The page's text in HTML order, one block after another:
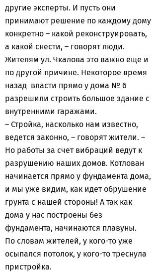
другие эксперты. И пусть они
принимают решение по каждому дому
конкретно – какой реконструировать,
а какой снести, – говорят люди.
Жителям ул. Чкалова это важно еще и
по другой причине. Некоторое время
назад власти прямо у дома № 6
разрешили строить большое здание с
внутренними гаражами.
– Стройка, насколько нам известно,
ведется законно, – говорят жители. –
Но работы за счет вибраций ведут к
разрушению наших домов. Котлован
начинается прямо у фундамента дома,
и мы уже видим, как идет обрушение
грунта с нашей стороны! А так как
дома у нас построены без
фундамента, начинаются плавуны.
По словам жителей, у кого-то уже
осыпался потолок, у кого-то треснула
пристройка.